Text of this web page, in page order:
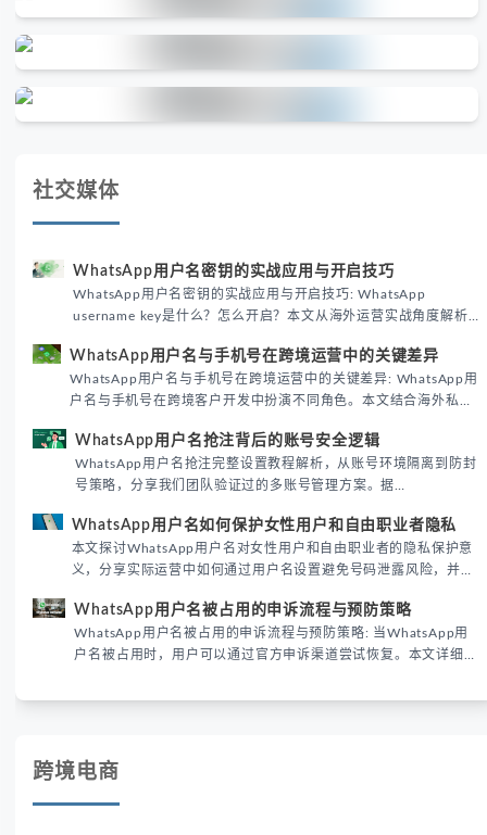
社交媒体
WhatsApp用户名密钥的实战应用与开启技巧
WhatsApp用户名密钥的实战应用与开启技巧: WhatsApp
username key是什么？怎么开启？本文从海外运营实战角度解析
境团队高效触达目标客户。
WhatsApp用户名与手机号在跨境运营中的关键差异
WhatsApp用户名与手机号在跨境运营中的关键差异: WhatsApp用
户名与手机号在跨境客户开发中扮演不同角色。本文结合海外私域
际差异，帮助团队优化WhatsApp营销策略。
WhatsApp用户名抢注背后的账号安全逻辑
WhatsApp用户名抢注完整设置教程解析，从账号环境隔离到防封
号策略，分享我们团队验证过的多账号管理方案。据
性直接影响转化率。
WhatsApp用户名如何保护女性用户和自由职业者隐私
本文探讨WhatsApp用户名对女性用户和自由职业者的隐私保护意
义，分享实际运营中如何通过用户名设置避免号码泄露风险，并提
已成为全球数字沟通的首要考量。
WhatsApp用户名被占用的申诉流程与预防策略
WhatsApp用户名被占用的申诉流程与预防策略: 当WhatsApp用
户名被占用时，用户可以通过官方申诉渠道尝试恢复。本文详细解
账号安全。
跨境电商